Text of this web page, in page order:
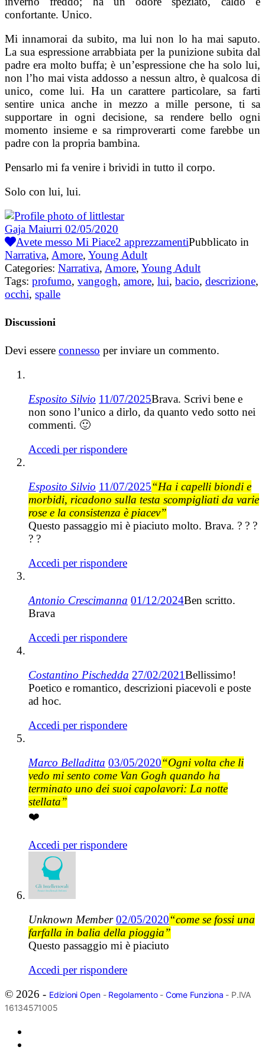
confortante. Unico.
Mi innamorai da subito, ma lui non lo ha mai saputo.
La sua espressione arrabbiata per la punizione subita dal
padre era molto buffa; è un’espressione che ha solo lui,
non l’ho mai vista addosso a nessun altro, è qualcosa di
unico, come lui. Ha un carattere particolare, sa farti
sentire unica anche in mezzo a mille persone, ti sa
supportare in ogni decisione, sa rendere bello ogni
momento insieme e sa rimproverarti come farebbe un
padre con la propria bambina.
Pensarlo mi fa venire i brividi in tutto il corpo.
Solo con lui, lui.
Gaja Maiurri 02/05/2020
Avete messo Mi Piace2 apprezzamentiPubblicato in
Narrativa, Amore, Young Adult
Categories: Narrativa, Amore, Young Adult
Tags: profumo, vangogh, amore, lui, bacio, descrizione,
occhi, spalle
Discussioni
Devi essere connesso per inviare un commento.
Esposito Silvio 11/07/2025Brava. Scrivi bene e
non sono l’unico a dirlo, da quanto vedo sotto nei
commenti. 🙂
Accedi per rispondere
Esposito Silvio 11/07/2025“Ha i capelli biondi e
morbidi, ricadono sulla testa scompigliati da varie
rose e la consistenza è piacev”
Questo passaggio mi è piaciuto molto. Brava. ? ? ?
? ?
Accedi per rispondere
Antonio Crescimanna 01/12/2024Ben scritto.
Brava
Accedi per rispondere
Costantino Pischedda 27/02/2021Bellissimo!
Poetico e romantico, descrizioni piacevoli e poste
ad hoc.
Accedi per rispondere
Marco Belladitta 03/05/2020“Ogni volta che li
vedo mi sento come Van Gogh quando ha
terminato uno dei suoi capolavori: La notte
stellata”
❤️
Accedi per rispondere
Unknown Member 02/05/2020“come se fossi una
farfalla in balia della pioggia”
Questo passaggio mi è piaciuto
Accedi per rispondere
© 2026 - Edizioni Open- Regolamento- Come Funziona - P.IVA
16134571005